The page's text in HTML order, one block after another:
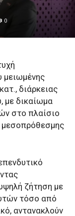
0
μειωμένης
., διάρκειας
με δικαίωμα
στο πλαίσιο
μεσοπρόθεσμης
ζήτηση με
τόσο από
αντανακλούν